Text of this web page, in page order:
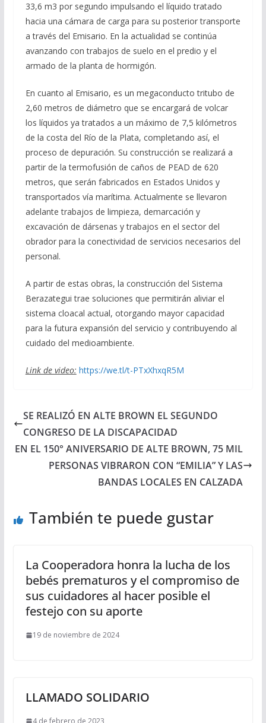
33,6 m3 por segundo impulsando el líquido tratado
hacia una cámara de carga para su posterior transporte
a través del Emisario. En la actualidad se continúa
avanzando con trabajos de suelo en el predio y el
armado de la planta de hormigón.
En cuanto al Emisario, es un megaconducto tritubo de
2,60 metros de diámetro que se encargará de volcar
los líquidos ya tratados a un máximo de 7,5 kilómetros
de la costa del Río de la Plata, completando así, el
proceso de depuración. Su construcción se realizará a
partir de la termofusión de caños de PEAD de 620
metros, que serán fabricados en Estados Unidos y
transportados vía marítima. Actualmente se llevaron
adelante trabajos de limpieza, demarcación y
excavación de dársenas y trabajos en el sector del
obrador para la conectividad de servicios necesarios del
personal.
A partir de estas obras, la construcción del Sistema
Berazategui trae soluciones que permitirán aliviar el
sistema cloacal actual, otorgando mayor capacidad
para la futura expansión del servicio y contribuyendo al
cuidado del medioambiente.
Link de video: https://we.tl/t-PTxXhxqR5M
SE REALIZÓ EN ALTE BROWN EL SEGUNDO
CONGRESO DE LA DISCAPACIDAD
EN EL 150° ANIVERSARIO DE ALTE BROWN, 75 MIL
PERSONAS VIBRARON CON “EMILIA” Y LAS
BANDAS LOCALES EN CALZADA
También te puede gustar
La Cooperadora honra la lucha de los
bebés prematuros y el compromiso de
sus cuidadores al hacer posible el
festejo con su aporte
19 de noviembre de 2024
LLAMADO SOLIDARIO